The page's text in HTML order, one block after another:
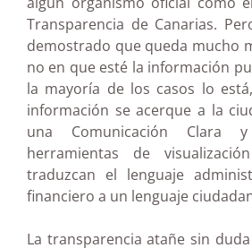
Transparencia de Canarias.
demostrado que queda mucho
no en que esté la información
la mayoría de los casos lo
información se acerque a la
una Comunicación
herramientas de
traduzcan el lenguaje
financiero a un lenguaje
La transparencia atañe sin